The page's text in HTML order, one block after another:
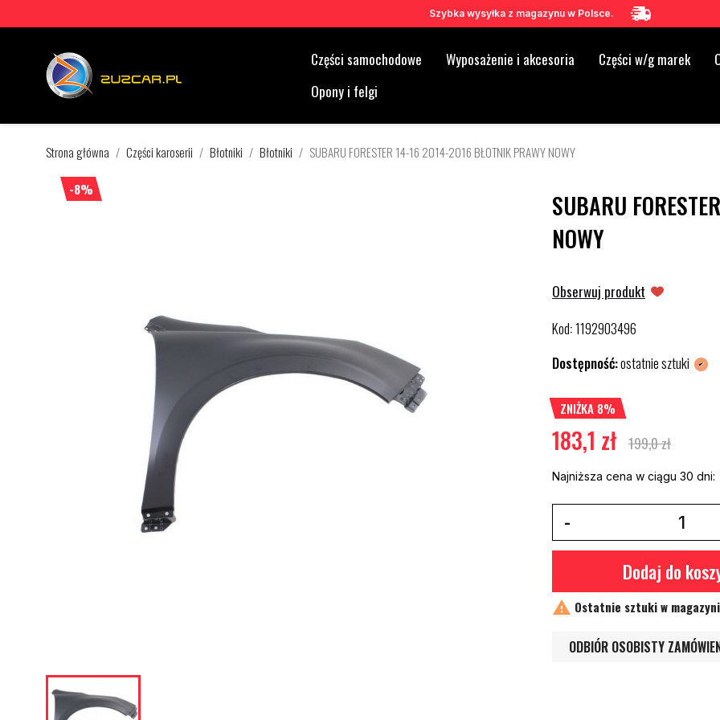
Szybka wysyłka z magazynu w Polsce.
Części samochodowe Wyposażenie i akcesoria Części w/g marek
Opony i felgi
Strona główna Części karoserii Błotniki Błotniki SUBARU FORESTER 14-16 2014-2016 BŁOTNIK PRAWY NOWY
-8%
SUBARU
NOWY
Obserwuj produkt
Kod:1192903496
Dostępność:ostatnie sztuki
ZNIŻKA 8%
183,1 zł 199,0 zł
Najniższa cena w ciągu 30 dni:
Dodaj do
 Ostatnie sztuki w
ODBIÓR OSOBISTY